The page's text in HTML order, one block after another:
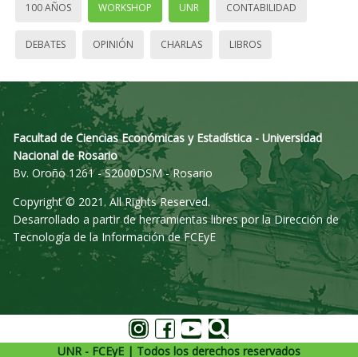
100 AÑOS WORKSHOP UNR CONTABILIDAD
DEBATES OPINIÓN CHARLAS LIBROS
Facultad de Ciencias Económicas y Estadística - Universidad
Nacional de Rosario
Bv. Oroño 1261 - S2000DSM - Rosario
Copyright © 2021. All Rights Reserved.
Desarrollado a partir de herramientas libres por la Dirección de
Tecnología de la Información de FCEyE
UNR - FCEyE | Todos los derechos reservados